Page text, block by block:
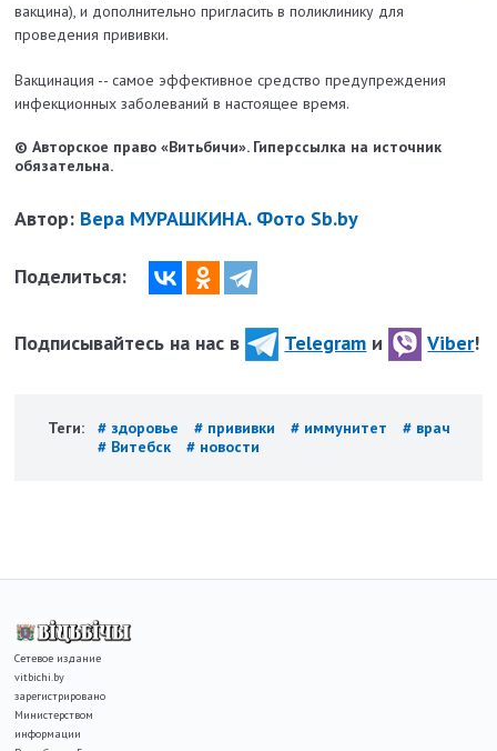
вакцина), и дополнительно пригласить в поликлинику для
проведения прививки.
Вакцинация -- самое эффективное средство предупреждения
инфекционных заболеваний в настоящее время.
© Авторское право «Витьбичи». Гиперссылка на источник
обязательна.
Автор: Вера МУРАШКИНА. Фото Sb.by
Поделиться:
Подписывайтесь на нас в Telegram и Viber!
Теги: # здоровье # прививки # иммунитет
# врач
# Витебск
# новости
Сетевое издание
vitbichi.by
зарегистрировано
Министерством
информации